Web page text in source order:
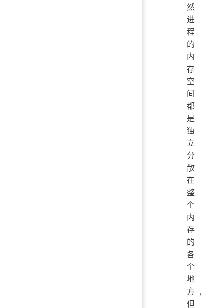
然
进
程
的
内
存
空
间
都
是
独
立
分
散
在
整
个
内
存
的
各
个
地
方,
但